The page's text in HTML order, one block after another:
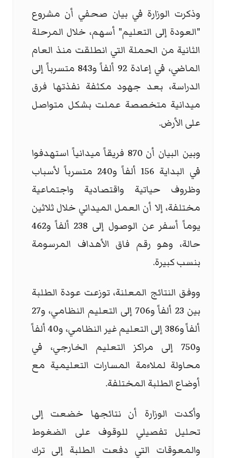
وذكرت الوزارة في بيان صحفي أن مشروع
"العودة إلى التعليم" أسهم، خلال المرحلة
الثانية من الحملة التي انطلقت منذ العام
الماضي، في إعادة 92 ألفاً و843 متسرباً إلى
الدراسة، بعد جهود مكثفة نفذتها فرق
ميدانية متخصصة عملت بشكل متواصل
على الأرض.
وبين البيان أن 870 فريقاً ميدانياً استهدفوا
في البداية 156 ألفاً و240 متسرباً لأسباب
وظروف حياتية واقتصادية واجتماعية
مختلفة، إلا أن العمل الميداني خلال ثلاثين
يوماً أسفر عن الوصول إلى 238 ألفاً و462
حالة، وهو رقم فاق الأهداف المرسومة
بنسب كبيرة.
ووفق النتائج المعلنة، توزعت عودة الطلبة
بين 23 ألفاً و706 إلى التعليم النظامي، و27
ألفاً و386 إلى التعليم غير النظامي، و40 ألفاً
و750 إلى مراكز التعليم الخارجي، في
محاولة لملاءمة المسارات التعليمية مع
أوضاع الطلبة المختلفة.
وأكدت الوزارة أن نتائجها خضعت إلى
تحليل تفصيلي للوقوف على الضغوط
والمعوقات التي دفعت الطلبة إلى ترك